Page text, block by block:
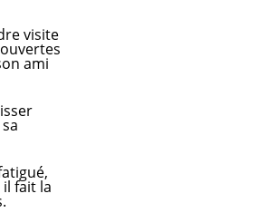
visite
ami
fait la